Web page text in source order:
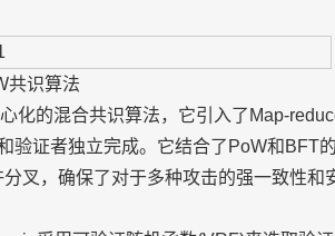
共识算法
化的混合共识算法，它引入了Map-
证者独立完成。它结合了PoW和BFT的
叉，确保了对于多种攻击的强一致性和